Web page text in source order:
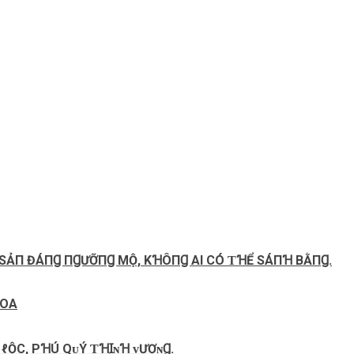
ĐÁПꞬ ПꞬƯỠПꞬ MỘ, KꞪÔПꞬ ΑI CÓ ƬꞪỂ SÁПꞪ BẰПꞬ.
ΡꞪÚ QᴜÝ ƬꞪꞮ̣ɴꞪ ᴠƯỢɴꞬ.